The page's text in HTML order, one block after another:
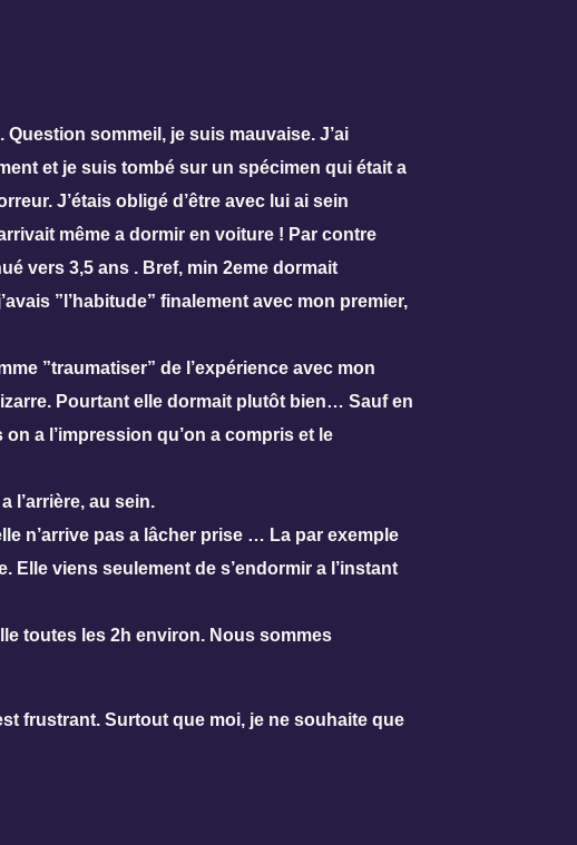
sommeil, je suis mauvaise. J’ai
et je suis tombé sur un spécimen qui était a
J’étais obligé d’être avec lui ai sein
même a dormir en voiture ! Par contre
vers 3,5 ans . Bref, min 2eme dormait
”l’habitude” finalement avec mon premier,
”traumatiser” de l’expérience avec mon
Pourtant elle dormait plutôt bien… Sauf en
a l’impression qu’on a compris et le
l’arrière, au sein.
n’arrive pas a lâcher prise … La par exemple
viens seulement de s’endormir a l’instant
toutes les 2h environ. Nous sommes
frustrant. Surtout que moi, je ne souhaite que